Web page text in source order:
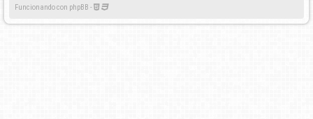
Funcionando con phpBB -